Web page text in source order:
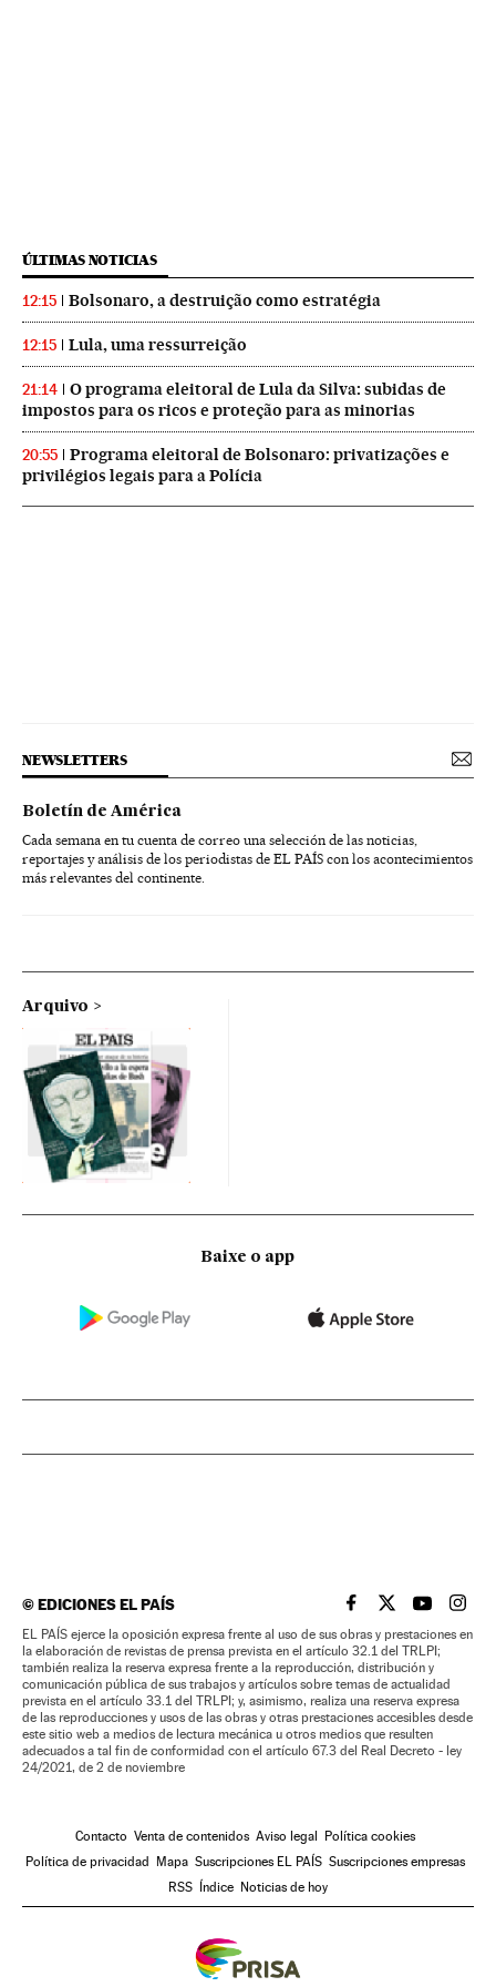
ÚLTIMAS NOTICIAS
12:15 Bolsonaro, a destruição como estratégia
12:15 Lula, uma ressurreição
21:14
O programa eleitoral de Lula da Silva: subidas de
impostos para os ricos e proteção para as minorias
20:55
Programa eleitoral de Bolsonaro: privatizações e
privilégios legais para a Polícia
NEWSLETTERS
Boletín de América
Cada semana en tu cuenta de correo una selección de las noticias,
reportajes y análisis de los periodistas de EL PAÍS con los acontecimientos
más relevantes del continente.
Arquivo
Baixe o app
©EDICIONES EL PAÍS EL PAÍS BRASIL EN
EL PAÍSEL PAÍS
EL
EL PAÍS ejerce la oposición expresa frente al uso de sus obras y prestaciones en
la elaboración de revistas de prensa prevista en el artículo 32.1 del TRLPI;
también realiza la reserva expresa frente a la reproducción, distribución y
comunicación pública de sus trabajos y artículos sobre temas de actualidad
prevista en el artículo 33.1 del TRLPI; y, asimismo, realiza una reserva expresa
de las reproducciones y usos de las obras y otras prestaciones accesibles desde
este sitio web a medios de lectura mecánica u otros medios que resulten
adecuados a tal fin de conformidad con el artículo 67.3 del Real Decreto - ley
24/2021, de 2 de noviembre
Contacto Venta de contenidos Aviso legal
Política cookies
Política de privacidad
Mapa Suscripciones EL PAÍS Suscripciones empresas
RSS
Índice Noticias de hoy